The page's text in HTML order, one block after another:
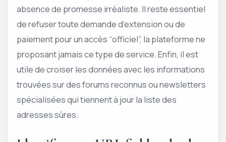
absence de promesse irréaliste. Il reste essentiel
de refuser toute demande d’extension ou de
paiement pour un accès “officiel”, la plateforme ne
proposant jamais ce type de service. Enfin, il est
utile de croiser les données avec les informations
trouvées sur des forums reconnus ou newsletters
spécialisées qui tiennent à jour la liste des
adresses sûres.